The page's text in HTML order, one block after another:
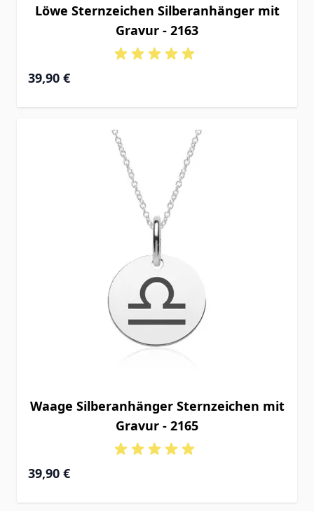
Löwe Sternzeichen Silberanhänger mit
Gravur - 2163
39,90 €
Waage Silberanhänger Sternzeichen mit
Gravur - 2165
39,90 €